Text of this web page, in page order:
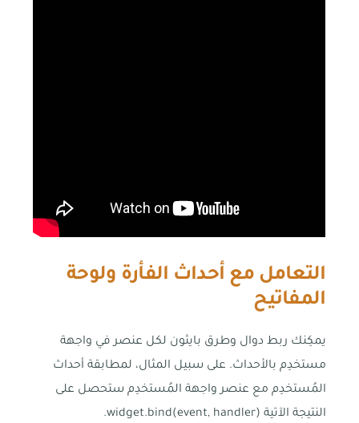
التعامل مع أحداث الفأرة ولوحة
المفاتيح
يمكِنك ربط دوال وطرق بايثون لكل عنصر في واجهة
مستخدِم بالأحداث. على سبيل المثال، لمطابقة أحداث
المُستخدِم مع عنصر واجهة المُستخدِم ستحصل على
النتيجة الآتية widget.bind(event, handler).